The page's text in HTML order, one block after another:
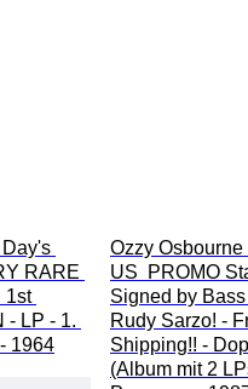
Day's
RARE
1st
- LP - 1.
1964
Ozzy Osbourne
US  PROMO
Signed by
Rudy Sarzo! -
Shipping!! -
(Album mit 2